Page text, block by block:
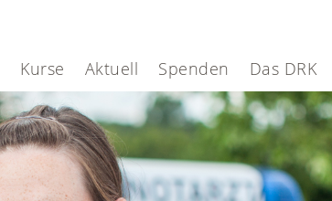
Kurse Aktuell Spenden Das DRK